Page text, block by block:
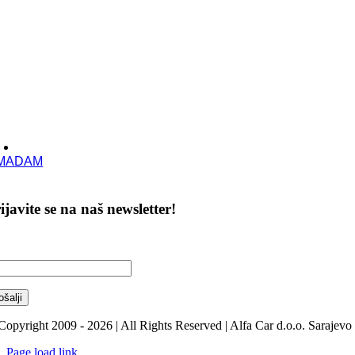
se na naš newsletter!
2009 - 2026 | All Rights Reserved | Alfa Car d.o.o. Sarajevo